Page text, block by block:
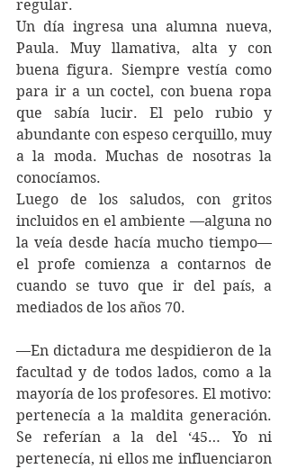
regular.
Un día ingresa una alumna nueva,
Paula. Muy llamativa, alta y con
buena figura. Siempre vestía como
para ir a un coctel, con buena ropa
que sabía lucir. El pelo rubio y
abundante con espeso cerquillo, muy
a la moda. Muchas de nosotras la
conocíamos.
Luego de los saludos, con gritos
incluidos en el ambiente —alguna no
la veía desde hacía mucho tiempo—
el profe comienza a contarnos de
cuando se tuvo que ir del país, a
mediados de los años 70.
—En dictadura me despidieron de la
facultad y de todos lados, como a la
mayoría de los profesores. El motivo:
pertenecía a la maldita generación.
Se referían a la del ‘45… Yo ni
pertenecía, ni ellos me influenciaron